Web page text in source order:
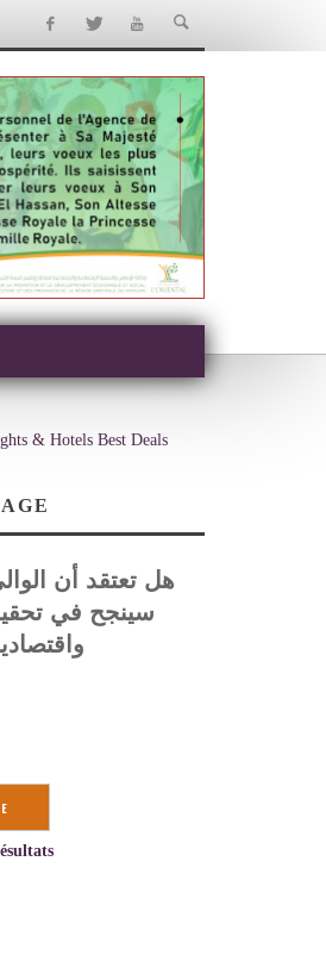
& Hotels Best Deals
هل تعتقد أن
سينجح في